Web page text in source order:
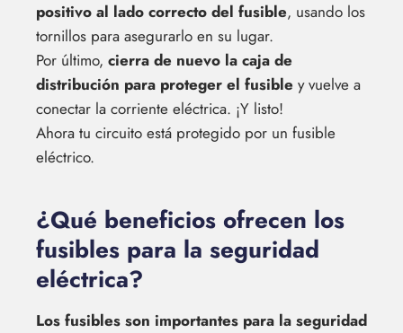
positivo al lado correcto del fusible, usando los
tornillos para asegurarlo en su lugar.
Por último, cierra de nuevo la caja de
distribución para proteger el fusible y vuelve a
conectar la corriente eléctrica. ¡Y listo!
Ahora tu circuito está protegido por un fusible
eléctrico.
¿Qué beneficios ofrecen los
fusibles para la seguridad
eléctrica?
Los fusibles son importantes para la seguridad